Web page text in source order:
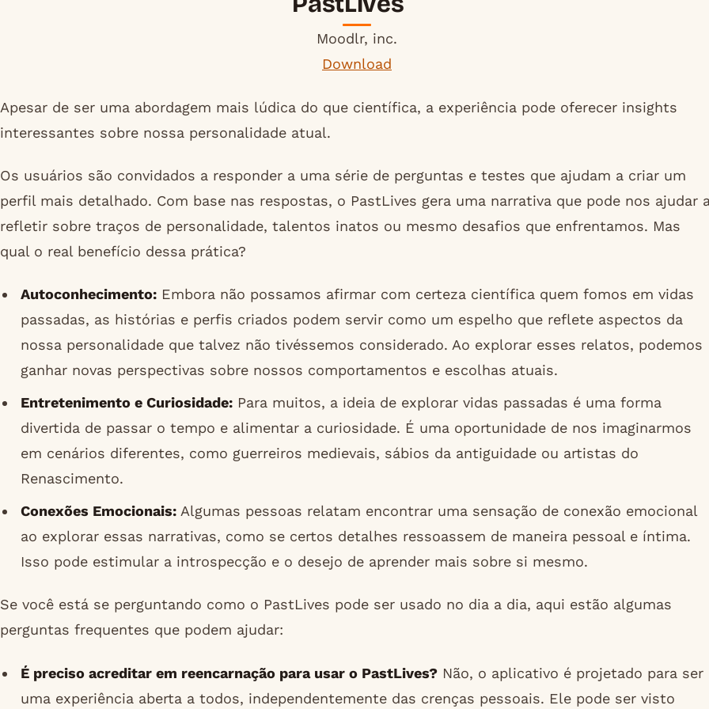
Moodlr, inc.
Download
Apesar de ser uma abordagem mais lúdica do que científica, a experiência pode oferecer insights
interessantes sobre nossa personalidade atual.
Os usuários são convidados a responder a uma série de perguntas e testes que ajudam a criar um
perfil mais detalhado. Com base nas respostas, o PastLives gera uma narrativa que pode nos ajudar
refletir sobre traços de personalidade, talentos inatos ou mesmo desafios que enfrentamos. Mas
qual o real benefício dessa prática?
Autoconhecimento:Embora não possamos afirmar com certeza científica quem fomos em vidas
passadas, as histórias e perfis criados podem servir como um espelho que reflete aspectos da
nossa personalidade que talvez não tivéssemos considerado. Ao explorar esses relatos, podemos
ganhar novas perspectivas sobre nossos comportamentos e escolhas atuais.
Entretenimento e Curiosidade:Para muitos, a ideia de explorar vidas passadas é uma forma
divertida de passar o tempo e alimentar a curiosidade. É uma oportunidade de nos imaginarmos
em cenários diferentes, como guerreiros medievais, sábios da antiguidade ou artistas do
Renascimento.
Conexões Emocionais:Algumas pessoas relatam encontrar uma sensação de conexão emocional
ao explorar essas narrativas, como se certos detalhes ressoassem de maneira pessoal e íntima.
Isso pode estimular a introspecção e o desejo de aprender mais sobre si mesmo.
Se você está se perguntando como o PastLives pode ser usado no dia a dia, aqui estão algumas
perguntas frequentes que podem ajudar:
É preciso acreditar em reencarnação para usar o PastLives?Não, o aplicativo é projetado para ser
uma experiência aberta a todos, independentemente das crenças pessoais. Ele pode ser visto